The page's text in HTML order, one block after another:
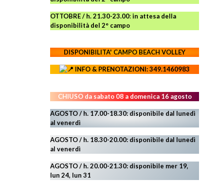
OTTOBRE / h. 21.30-23.00:in attesa della
disponibilità del 2° campo
DISPONIBILITA' CAMPOBEACH VOLLEY
INFO & PRENOTAZIONI: 349.1460983
CHIUSO da sabato 08 a domenica 16 agosto
AGOSTO / h. 17.00-18.30: disponibile dal lunedì
al venerdì
AGOSTO/ h. 18.30-20.00: disponibile dal lunedì
al venerdì
AGOSTO / h. 20.00-21.30: disponibile mer 19,
lun 24, lun 31